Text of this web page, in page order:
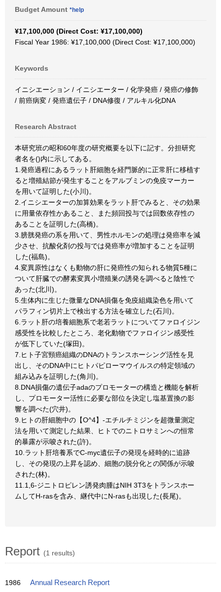
Budget Amount *help
¥17,100,000 (Direct Cost: ¥17,100,000)
Fiscal Year 1986: ¥17,100,000 (Direct Cost: ¥17,100,000)
Keywords
イニシエーション / イニシエーター / 化学発癌 / 発癌の修飾
/ 前癌病変 / 発癌遺伝子 / DNA修復 / アルキル化DNA
Research Abstract
本研究班の昭和60年度の研究概要を以下に記す。分担研究
者名を()内に示してある。
1.発癌過程にあるラット肝細胞を経門脈的に正常肝に移植す
ると増殖結節が発生することをアルブミンの免疫マーカー
を用いて証明した(小川)。
2.イニシエーターの加算効果をラット肝でみると、その効果
に用量依存性かあること、また頻回投与では回数依存性の
あることを証明した(高橋)。
3.膀胱発癌の系を用いて、男性ホルモンの処理は発癌率を減
少させ、抗酸化剤の投与では発癌率が増加することを証明
した(福島)。
4.変異原性はなくも動物の肝に発癌性の知られる物質5種に
ついて肝臓での酵素変異小増殖巣の誘発を調べると陰性で
あった(北川)。
5.生体内に生じた微量なDNA損傷を免疫組織染色を用いて
パラフィン切片上で検出する方法を確立した(石川)。
6.ラット肝の培養細胞系で老若ラットについてファロイジン
感受性を比較したところ、老化動物でファロイジン感受性
が低下していた(塚田)。
7.ヒト子宮頸癌組織のDNAのトランスホーシング活性を見
出し、そのDNA中にヒトパピローマウイルスの特定領域の
組み込みを証明した(角川)。
8.DNA損傷の遺伝子adaのプロモーターの構造と機能を解析
し、プロモーター活性に必要な部位を決定し塩基置換の影
響を調べた(穴井)。
9.ヒトの肝細胞中の【O^4】-エチルチミジンを超微量測定
法を用いて測定した結果、ヒトでのニトロサミンへの恒常
的暴露が示唆された(許)。
10.ラット肝培養系でC-myc遺伝子の発現を経時的に追跡
し、その発現の上昇を認め、細胞の脱分化との関係が示唆
された(林)。
11.1,6-ジニトロピレン誘発肉腫はNIH 3T3をトランスホー
ムしてH-rasを含み、継代中にN-rasも出現した(長尾)。
Report (1 results)
1986 Annual Research Report